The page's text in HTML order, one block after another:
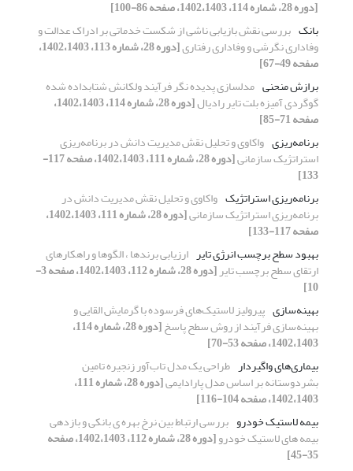
[دوره 28، شماره 114، 1402،1403، صفحه 86-100]
بانک بررسی نقش بازیابی ناشی از شکست خدماتی بر ادراک عدالت و
وفاداری نگرشی و وفاداری رفتاری [دوره 28، شماره 113، 1402،1403،
صفحه 49-67]
برازش منحنی مدلسازی پدیده نگر فرآیند ولکانش شتابداده شده
گوگردی آمیزه بلت تایر رادیال [دوره 28، شماره 114، 1402،1403،
صفحه 71-85]
برنامه‌ریزی واکاوی و تحلیل نقش مدیریت دانش در برنامه‌ریزی
استراتژیک سازمانی [دوره 28، شماره 111، 1402،1403، صفحه 117-
133]
برنامه‌ریزی استراتژیک واکاوی و تحلیل نقش مدیریت دانش در
برنامه‌ریزی استراتژیک سازمانی [دوره 28، شماره 111، 1402،1403،
صفحه 117-133]
بهبود سطح برچسب انرژی تایر ارزیابی برندها ، الگوها و راهکارهای
ارتقای سطح برچسب تایر [دوره 28، شماره 112، 1402،1403، صفحه 3-
10]
بهینه‌سازی پیرولیز لاستیک‌های فرسوده با گرمایش القایی و
بهینه‌سازی فرآیند از روش سطح پاسخ [دوره 28، شماره 114،
1402،1403، صفحه 53-70]
بیماری‌های واگیردار طراحی یک مدل تاب‌آور زنجیره تامین
بشردوستانه بر اساس مدل پارادایمی [دوره 28، شماره 111،
1402،1403، صفحه 104-116]
بیمه لاستیک خودرو بررسی ارتباط بین نرخ بهره ی بانکی و بازدهی
بیمه های لاستیک خودرو [دوره 28، شماره 112، 1402،1403، صفحه
35-45]